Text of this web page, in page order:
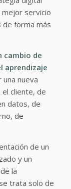
servicio
de forma más
cambio de
aprendizaje
nueva
cliente, de
datos, de
de
de un
y un
la
trata solo de